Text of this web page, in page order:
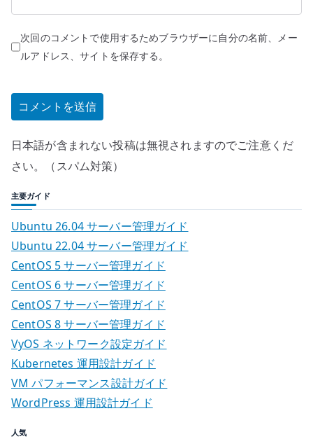
次回のコメントで使用するためブラウザーに自分の名前、メー
ルアドレス、サイトを保存する。
日本語が含まれない投稿は無視されますのでご注意くだ
さい。（スパム対策）
主要ガイド
Ubuntu 26.04 サーバー管理ガイド
Ubuntu 22.04 サーバー管理ガイド
CentOS 5 サーバー管理ガイド
CentOS 6 サーバー管理ガイド
CentOS 7 サーバー管理ガイド
CentOS 8 サーバー管理ガイド
VyOS ネットワーク設定ガイド
Kubernetes 運用設計ガイド
VM パフォーマンス設計ガイド
WordPress 運用設計ガイド
人気